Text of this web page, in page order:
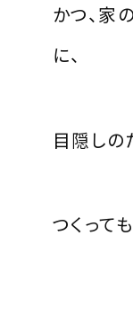
かつ、家
に、
目隠しの
つくって